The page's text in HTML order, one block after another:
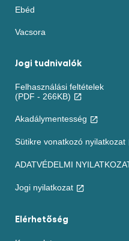
Ebéd
Vacsora
Jogi tudnivalók
Felhasználási feltételek
(PDF - 266KB)
Akadálymentesség
Sütikre vonatkozó nyilatkozat
ADATVÉDELMI
Beállítások
Jogi nyilatkozat